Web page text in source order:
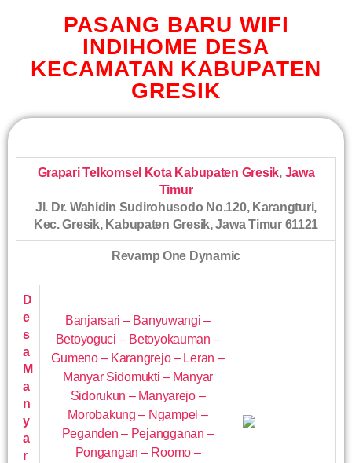
PASANG BARU WIFI
INDIHOME DESA
KECAMATAN KABUPATEN
GRESIK
Grapari Telkomsel Kota Kabupaten Gresik, Jawa
Timur
Jl. Dr. Wahidin Sudirohusodo No.120, Karangturi,
Kec. Gresik, Kabupaten Gresik, Jawa Timur 61121
Revamp One Dynamic
D
e
s
a
M
a
n
y
a
r
Banjarsari – Banyuwangi –
Betoyoguci – Betoyokauman –
Gumeno – Karangrejo – Leran –
Manyar Sidomukti – Manyar
Sidorukun – Manyarejo –
Morobakung – Ngampel –
Peganden – Pejangganan –
Pongangan – Roomo –